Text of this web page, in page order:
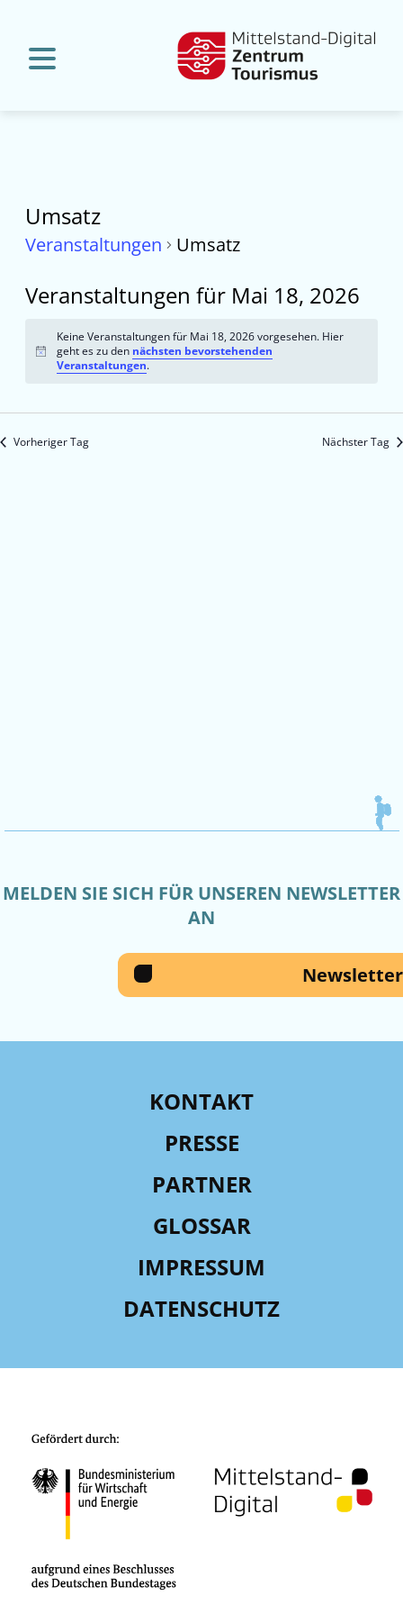
Umsatz
Veranstaltungen Umsatz
Veranstaltungen für Mai 18, 2026
Hinweis
Keine Veranstaltungen für Mai 18, 2026 vorgesehen. Hier
geht es zu den nächsten bevorstehenden
Veranstaltungen.
Vorheriger Tag Nächster Tag
MELDEN SIE SICH FÜR UNSEREN NEWSLETTER
AN
Newsletter
KONTAKT
PRESSE
PARTNER
GLOSSAR
IMPRESSUM
DATENSCHUTZ